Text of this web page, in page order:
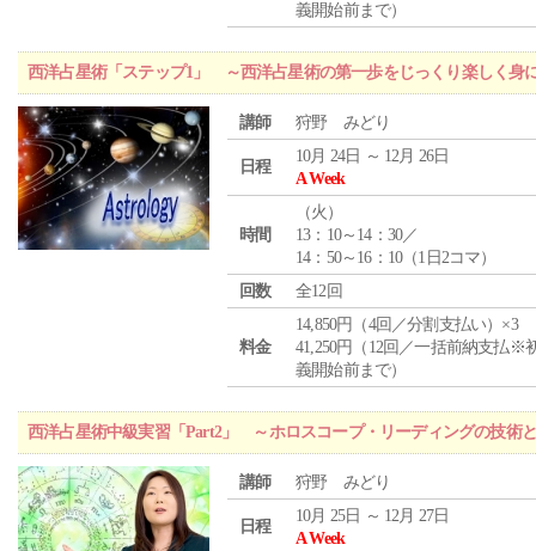
義開始前まで）
西洋占星術「ステップ1」 ～西洋占星術の第一歩をじっくり楽しく身
講師 狩野 みどり
日程
10月 24日 ～ 12月 26日
A Week
時間
（火 ）
13：10～14：30／
14：50～16：10（1日2コマ）
回数
全12回
料金
14,850円（4回／分割支払い）×3
41,250円（12回／一括前納支払※
義開始前まで）
西洋占星術中級実習「Part2」 ～ホロスコープ・リーディングの技術
講師 狩野 みどり
日程
10月 25日 ～ 12月 27日
A Week